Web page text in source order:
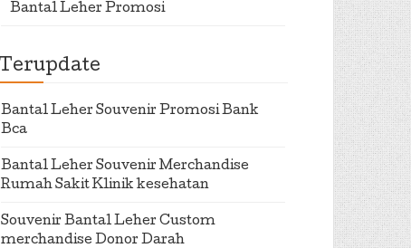
Bantal Leher Promosi
Terupdate
Bantal Leher Souvenir Promosi Bank
Bca
Bantal Leher Souvenir Merchandise
Rumah Sakit Klinik kesehatan
Souvenir Bantal Leher Custom
merchandise Donor Darah